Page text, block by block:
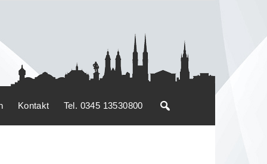
Kontakt Tel. 0345 13530800